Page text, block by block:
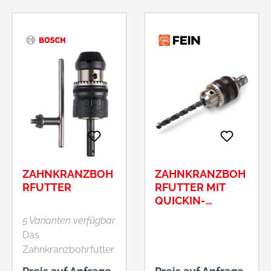
Standbohrmaschine
Schlüssel.
Schlagbohrmaschin
en Die Spannkraft
Schlagbohren
Durchbohrt mit
Sicherungsschraube
für R+L-Maschinen
ZAHNKRANZBOH
RFUTTER
5 Varianten verfügbar
Das
Zahnkranzbohrfutter
ist eine einfache und
ZAHNKRANZBOH
RFUTTER MIT
QUICKIN-